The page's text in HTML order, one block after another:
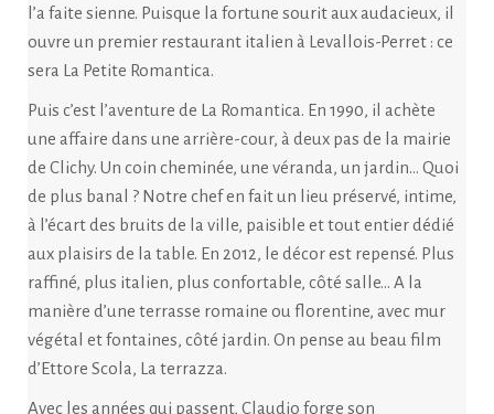
l’a faite sienne. Puisque la fortune sourit aux audacieux, il
ouvre un premier restaurant italien à Levallois-Perret : ce
sera La Petite Romantica.
Puis c’est l’aventure de La Romantica. En 1990, il achète
une affaire dans une arrière-cour, à deux pas de la mairie
de Clichy. Un coin cheminée, une véranda, un jardin… Quoi
de plus banal ? Notre chef en fait un lieu préservé, intime,
à l’écart des bruits de la ville, paisible et tout entier dédié
aux plaisirs de la table. En 2012, le décor est repensé. Plus
raffiné, plus italien, plus confortable, côté salle… A la
manière d’une terrasse romaine ou florentine, avec mur
végétal et fontaines, côté jardin. On pense au beau film
d’Ettore Scola, La terrazza.
Avec les années qui passent, Claudio forge son